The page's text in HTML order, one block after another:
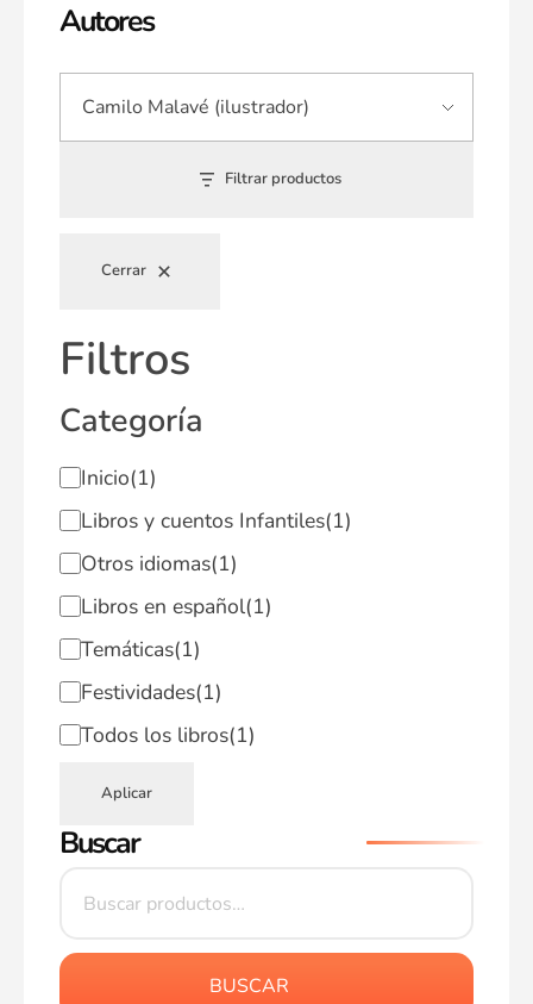
Autores
Filtrar productos
Cerrar
Filtros
Categoría
Inicio(1)
Libros y cuentos Infantiles(1)
Otros idiomas(1)
Libros en español(1)
Temáticas(1)
Festividades(1)
Todos los libros(1)
Aplicar
Buscar
BUSCAR